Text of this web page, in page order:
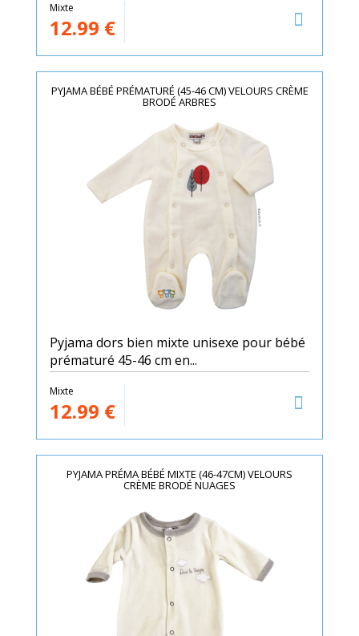
Mixte
12.99 €
PYJAMA BÉBÉ PRÉMATURÉ (45-46 CM) VELOURS CRÈME
BRODÉ ARBRES
Pyjama dors bien mixte unisexe pour bébé
prématuré 45-46 cm en...
Mixte
12.99 €
PYJAMA PRÉMA BÉBÉ MIXTE (46-47CM) VELOURS
CRÈME BRODÉ NUAGES